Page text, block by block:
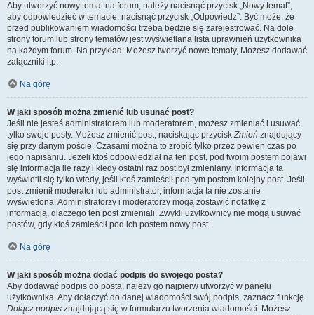
Aby utworzyć nowy temat na forum, należy nacisnąć przycisk „Nowy temat”,
aby odpowiedzieć w temacie, nacisnąć przycisk „Odpowiedz”. Być może, że
przed publikowaniem wiadomości trzeba będzie się zarejestrować. Na dole
strony forum lub strony tematów jest wyświetlana lista uprawnień użytkownika
na każdym forum. Na przykład: Możesz tworzyć nowe tematy, Możesz dodawać
załączniki itp.
Na górę
W jaki sposób można zmienić lub usunąć post?
Jeśli nie jesteś administratorem lub moderatorem, możesz zmieniać i usuwać
tylko swoje posty. Możesz zmienić post, naciskając przyciskZmień znajdujący
się przy danym poście. Czasami można to zrobić tylko przez pewien czas po
jego napisaniu. Jeżeli ktoś odpowiedział na ten post, pod twoim postem pojawi
się informacja ile razy i kiedy ostatni raz post był zmieniany. Informacja ta
wyświetli się tylko wtedy, jeśli ktoś zamieścił pod tym postem kolejny post. Jeśli
post zmienił moderator lub administrator, informacja ta nie zostanie
wyświetlona. Administratorzy i moderatorzy mogą zostawić notatkę z
informacją, dlaczego ten post zmieniali. Zwykli użytkownicy nie mogą usuwać
postów, gdy ktoś zamieścił pod ich postem nowy post.
Na górę
W jaki sposób można dodać podpis do swojego posta?
Aby dodawać podpis do posta, należy go najpierw utworzyć w panelu
użytkownika. Aby dołączyć do danej wiadomości swój podpis, zaznacz funkcję
Dołącz podpis znajdującą się w formularzu tworzenia wiadomości. Możesz